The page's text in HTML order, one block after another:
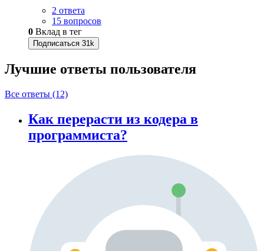
2 ответа
15 вопросов
0 Вклад в тег
Подписаться 31k
Лучшие ответы пользователя
Все ответы (12)
Как перерасти из кодера в
программиста?